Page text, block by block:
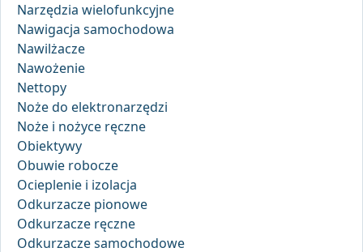
Narzędzia wielofunkcyjne
Nawigacja samochodowa
Nawilżacze
Nawożenie
Nettopy
Noże do elektronarzędzi
Noże i nożyce ręczne
Obiektywy
Obuwie robocze
Ocieplenie i izolacja
Odkurzacze pionowe
Odkurzacze ręczne
Odkurzacze samochodowe